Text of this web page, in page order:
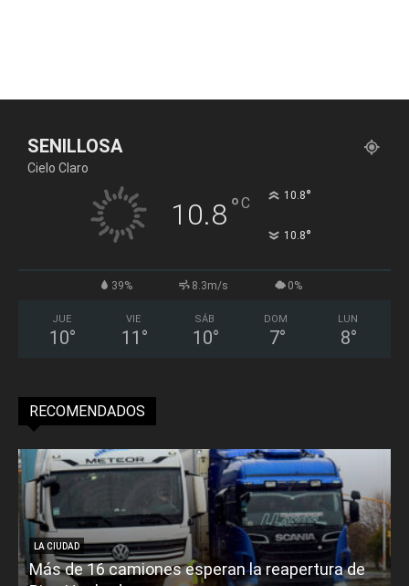
SENILLOSA
Cielo Claro
10.8°C 10.8°
10.8°
39% 8.3m/s 0%
JUE
10°
VIE
11 °
SÁB
10°
DOM
7°
LUN
8°
RECOMENDADOS
LA CIUDAD
Más de 16 camiones esperan la reapertura de